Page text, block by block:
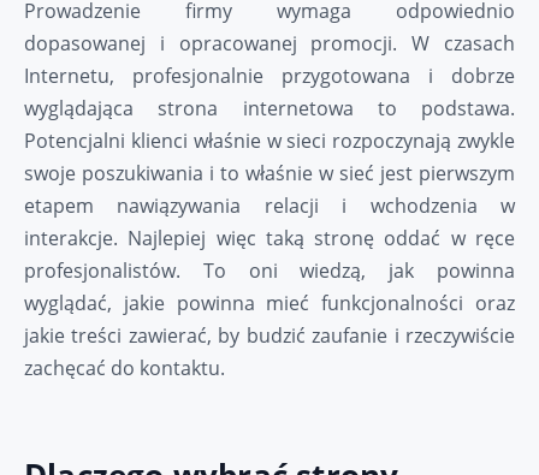
Prowadzenie firmy wymaga odpowiednio
dopasowanej i opracowanej promocji. W czasach
Internetu, profesjonalnie przygotowana i dobrze
wyglądająca strona internetowa to podstawa.
Potencjalni klienci właśnie w sieci rozpoczynają zwykle
swoje poszukiwania i to właśnie w sieć jest pierwszym
etapem nawiązywania relacji i wchodzenia w
interakcje. Najlepiej więc taką stronę oddać w ręce
profesjonalistów. To oni wiedzą, jak powinna
wyglądać, jakie powinna mieć funkcjonalności oraz
jakie treści zawierać, by budzić zaufanie i rzeczywiście
zachęcać do kontaktu.